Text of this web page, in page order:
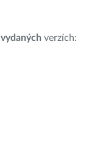
vydaných verzích: